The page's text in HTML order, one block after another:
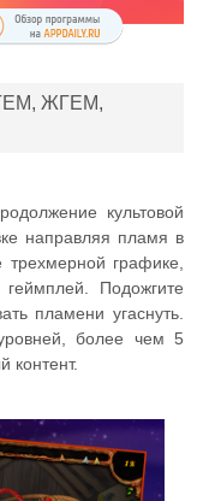
ЖГЕМ,
культовой
направляя пламя в
графике,
Подожгите
пламени угаснуть.
более чем 5
контент.